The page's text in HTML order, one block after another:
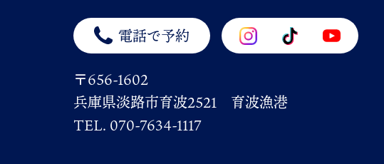
電話で予約
〒656-1602
兵庫県淡路市育波2521 育波漁港
TEL. 070-7634-1117